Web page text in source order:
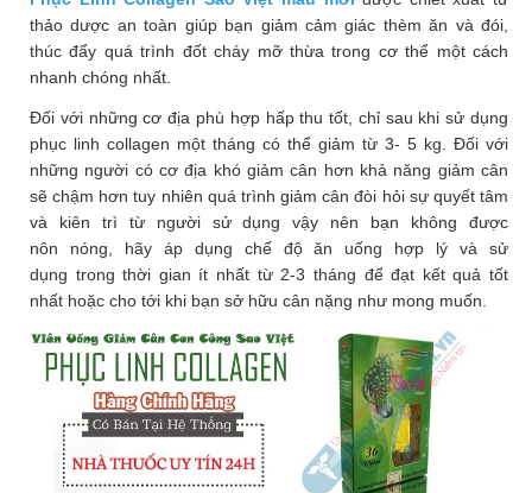
thảo dược an toàn giúp bạn giảm cảm giác thèm ăn và đói,
thúc đẩy quá trình đốt cháy mỡ thừa trong cơ thể một cách
nhanh chóng nhất.
Đối với những cơ địa phù hợp hấp thu tốt, chỉ sau khi sử dụng
phục linh collagen một tháng có thể giảm từ 3- 5 kg. Đối với
những người có cơ địa khó giảm cân hơn khả năng giảm cân
sẽ chậm hơn tuy nhiên quá trình giảm cân đòi hỏi sự quyết tâm
và kiên trì từ người sử dụng vậy nên bạn không được
nôn nóng, hãy áp dụng chế độ ăn uống hợp lý và sử
dụng trong thời gian ít nhất từ 2-3 tháng để đạt kết quả tốt
nhất hoặc cho tới khi bạn sở hữu cân nặng như mong muốn.